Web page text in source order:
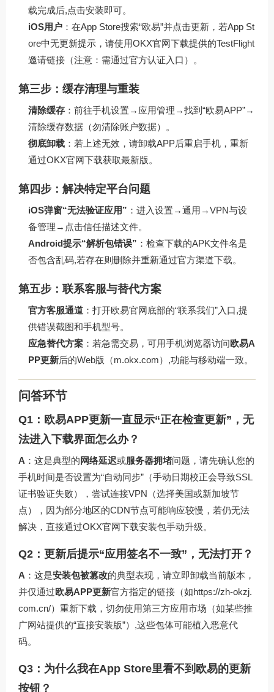
载完成后,点击安装即可。
iOS用户 ：在App Store搜索“欧易”并点击更新，若App St
ore中无更新提示，请使用OKX官网下载提供的TestFlight
邀请链接（注意：需通过官方认证入口）。
第三步：缓存清理与重装
清除缓存 ：前往手机设置→应用管理→找到“欧易APP”→
清除缓存数据（勿清除账户数据）。
彻底卸载 ：若上述无效，请卸载APP后重启手机，重新
通过OKX官网下载获取最新版。
第四步：解决特定平台问题
iOS弹窗“无法验证应用” ：进入设置→通用→VPN与设
备管理→点击信任描述文件。
Android提示“解析包错误” ：检查下载的APK文件名是
否包含乱码,若存在则删除并重新通过官方渠道下载。
第五步：联系客服与替代方案
官方客服通道 ：打开欧易官网底部的“联系我们”入口,提
供错误截图和手机型号。
应急替代方案 ：若急需交易，可用手机浏览器访问欧易A
PP更新后的Web版（m.okx.com）,功能与移动端一致。
问答环节
Q1：欧易APP更新一直显示“正在检查更新”，无
法进入下载界面怎么办？
A ：这是典型的 网络延迟或服务器拥堵问题，请先确认您的
手机时间是否设置为“自动同步”（手动日期校正会导致SSL
证书验证失败），尝试连接VPN（选择美国或新加坡节
点），因为部分地区的CDN节点可能响应较慢，若仍无法
解决，直接通过OKX官网下载安装包手动升级。
Q2：更新后提示“应用签名不一致”，无法打开？
A ：这是安装包被篡改的典型表现，请立即卸载当前版本，
并仅通过欧易APP更新官方指定的链接（如https://zh-okzj.
com.cn/）重新下载，切勿使用第三方应用市场（如某些推
广网站提供的“直接安装版”）,这些包体可能植入恶意代
码。
Q3：为什么我在App Store里看不到欧易的更新
按钮？